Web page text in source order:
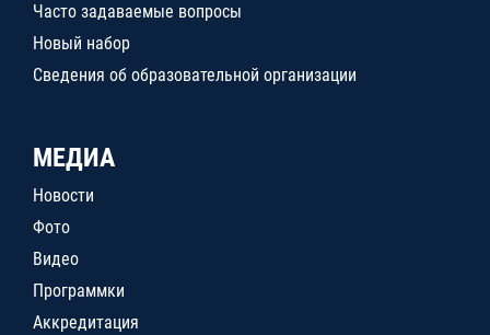
Часто задаваемые вопросы
Новый набор
Сведения об образовательной организации
МЕДИА
Новости
Фото
Видео
Программки
Аккредитация